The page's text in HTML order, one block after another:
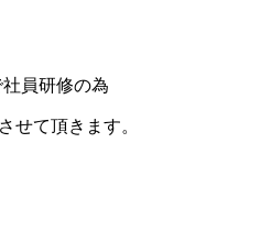
員研修の為
せて頂きます。